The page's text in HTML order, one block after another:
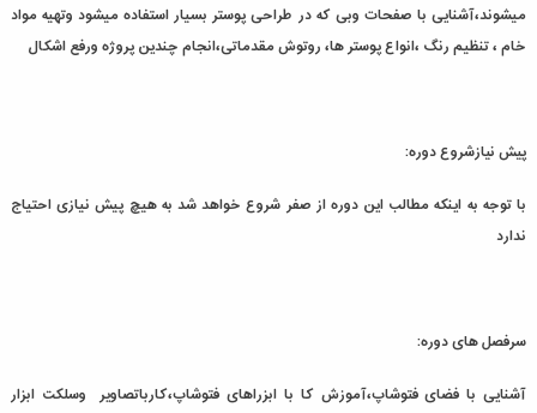
میشوند،آشنایی با صفحات وبی که در طراحی پوستر بسیار استفاده میشود وتهیه مواد
خام ، تنظیم رنگ ،انواع پوستر ها، روتوش مقدماتی،انجام چندین پروژه ورفع اشکال
پيش نيازشروع دوره:
با توجه به اینکه مطالب این دوره از صفر شروع خواهد شد به هیچ پیش نیازی احتیاج
ندارد
سرفصل های دوره:
آشنایی با فضای فتوشاپ،آموزش کا با ابزراهای فتوشاپ،کارباتصاویر وسلکت ابزار